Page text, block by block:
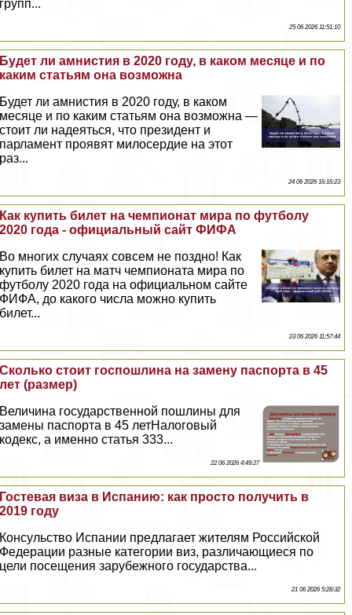
групп...
25 06 2026 11:51:10
Будет ли амнистия в 2020 году, в каком месяце и по
каким статьям она возможна
Будет ли амнистия в 2020 году, в каком
месяце и по каким статьям она возможна —
стоит ли надеяться, что президент и
парламент проявят милосердие на этот
раз...
24 06 2026 16:16:23
Как купить билет на чемпионат мира по футболу
2020 года - официальный сайт ФИФА
Во многих случаях совсем не поздно! Как
купить билет на матч чемпионата мира по
футболу 2020 года на официальном сайте
ФИФА, до какого числа можно купить
билет...
23 06 2026 11:57:44
Сколько стоит госпошлина на замену паспорта в 45
лет (размер)
Величина государственной пошлины для
замены паспорта в 45 летНалоговый
кодекс, а именно статья 333...
22 06 2026 4:49:27
Гостевая виза в Испанию: как просто получить в
2019 году
Консульство Испании предлагает жителям Российской
Федерации разные категории виз, различающиеся по
цели посещения зарубежного государства...
21 06 2026 5:28:32